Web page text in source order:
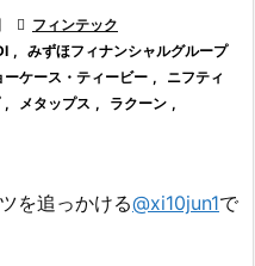
 フィンテック
, みずほフィナンシャルグループ
ーケース・ティービー ,
ニフティ
, メタップス , ラクーン ,
を追っかける@xi10jun1で